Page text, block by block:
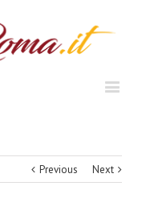
Previous Next